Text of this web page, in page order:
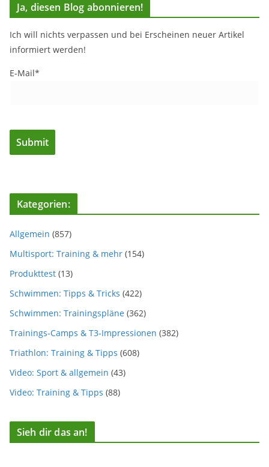
Ja, diesen Blog abonnieren!
Ich will nichts verpassen und bei Erscheinen neuer Artikel
informiert werden!
E-Mail*
Kategorien:
Allgemein (857)
Multisport: Training & mehr (154)
Produkttest (13)
Schwimmen: Tipps & Tricks (422)
Schwimmen: Trainingspläne (362)
Trainings-Camps & T3-Impressionen (382)
Triathlon: Training & Tipps (608)
Video: Sport & allgemein (43)
Video: Training & Tipps (88)
Sieh dir das an!